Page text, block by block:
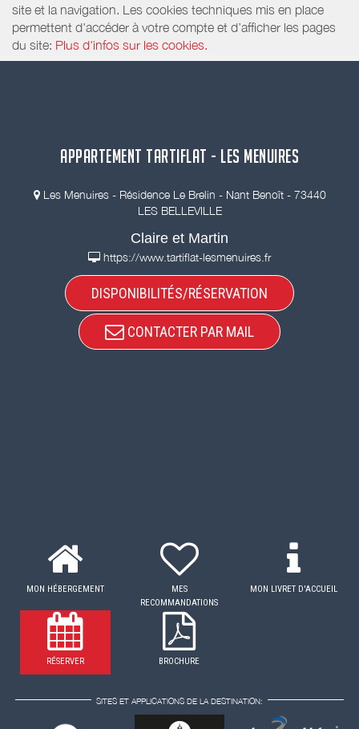
site et la navigation. Les cookies techniques mis en place
permettent d'accéder à votre compte et d’afficher les pages
du site: Plus d'infos sur les cookies.
APPARTEMENT TARTIFLAT - LES MENUIRES
Les Menuires - Résidence Le Brelin - Nant Benoît - 73440
LES BELLEVILLE
Claire et Martin
https://www.tartiflat-lesmenuires.fr
DISPONIBILITÉS/RÉSERVATION
CONTACTER PAR MAIL
MON HÉBERGEMENT
MES
RECOMMANDATIONS
MON LIVRET D'ACCUEIL
RÉSERVER BROCHURE
SITES ET APPLICATIONS DE LA DESTINATION: